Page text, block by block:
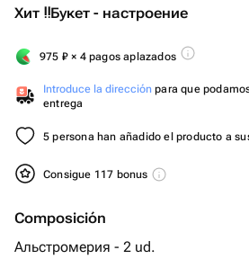
Хит ‼️Букет - настроение
975 ₽ × 4 pagos aplazados
Introduce la dirección para que
entrega
5 persona han añadido el producto a
Consigue 117 bonus
Composición
Альстромерия - 2 ud.